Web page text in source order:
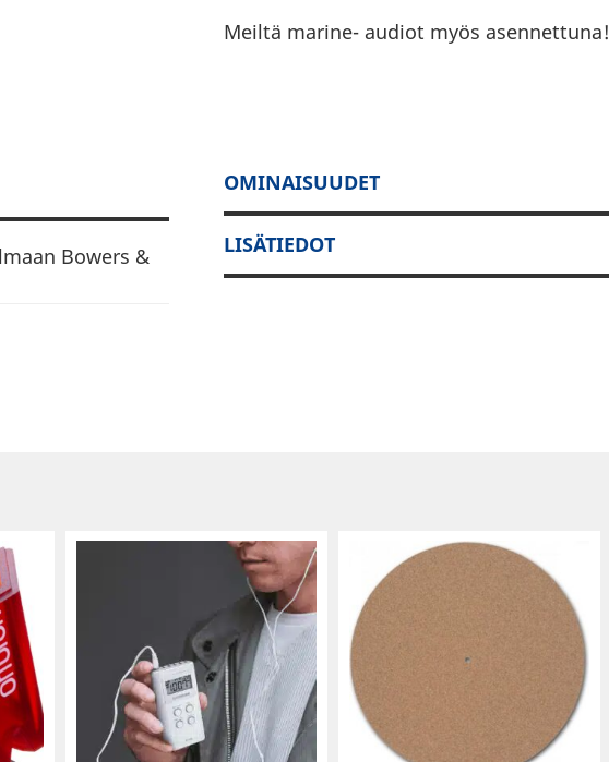
Meiltä marine- audiot myös asennettuna!
Bowers &
ne ovat
marine
vaihtoehto
OMINAISUUDET
LISÄTIEDOT